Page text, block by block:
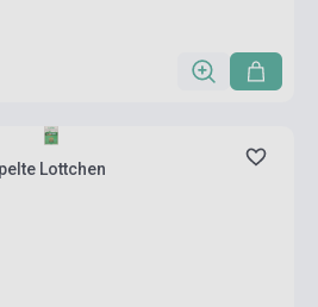
Lottchen